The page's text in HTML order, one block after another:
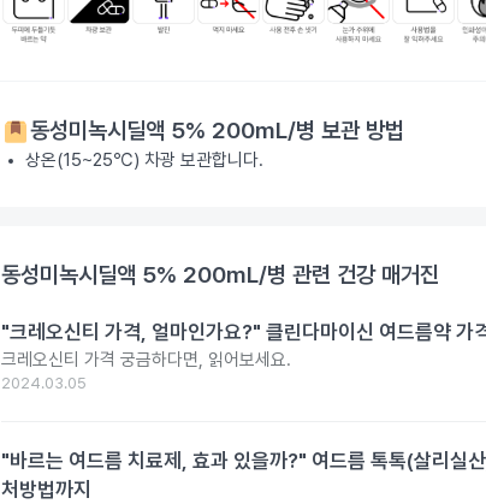
동성미녹시딜액 5% 200mL/병 보관 방법
상온(15~25℃) 차광 보관합니다.
동성미녹시딜액 5% 200mL/병 관련 건강 매거진
"크레오신티 가격, 얼마인가요?" 클린다마이신 여드름약 가
크레오신티 가격 궁금하다면, 읽어보세요.
2024.03.05
"바르는 여드름 치료제, 효과 있을까?" 여드름 톡톡(살리실
처방법까지